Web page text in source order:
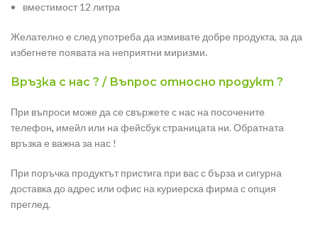
вместимост 12 литра
Желателно е след употреба да измивате добре продукта, за да
избегнете появата на неприятни миризми.
Връзка с нас ? / Въпрос относно продукт ?
При въпроси може да се свържете с нас на посочените
телефон, имейл или на фейсбук страницата ни. Обратната
връзка е важна за нас !
При поръчка продуктът пристига при вас с бърза и сигурна
доставка до адрес или офис на куриерска фирма с опция
преглед.